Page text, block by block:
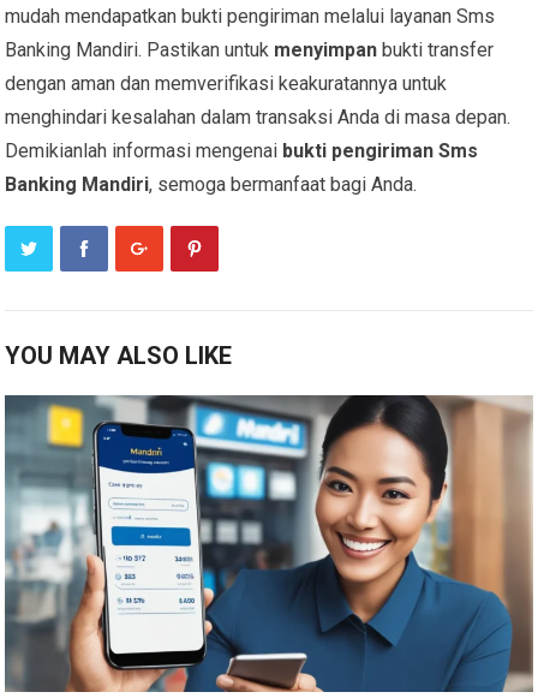
mudah mendapatkan bukti pengiriman melalui layanan Sms
Banking Mandiri. Pastikan untuk menyimpan bukti transfer
dengan aman dan memverifikasi keakuratannya untuk
menghindari kesalahan dalam transaksi Anda di masa depan.
Demikianlah informasi mengenai bukti pengiriman Sms
Banking Mandiri, semoga bermanfaat bagi Anda.
YOU MAY ALSO LIKE